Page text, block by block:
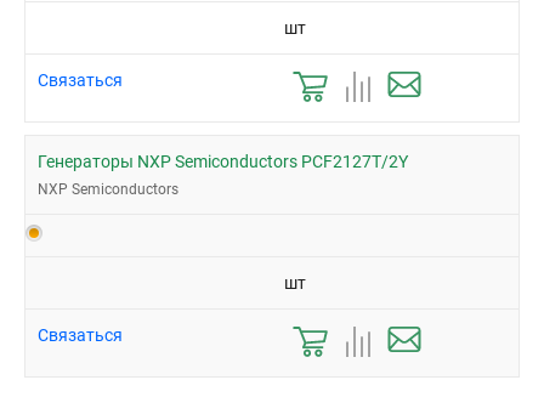
шт
Связаться
Генераторы NXP Semiconductors PCF2127T/2Y
NXP Semiconductors
шт
Связаться